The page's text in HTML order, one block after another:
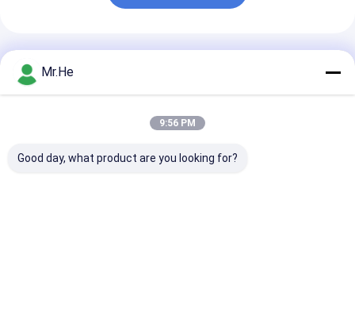
अनुशंसित उत्पाद
Mr.He
9:56 PM
Good day, what product are you looking for?